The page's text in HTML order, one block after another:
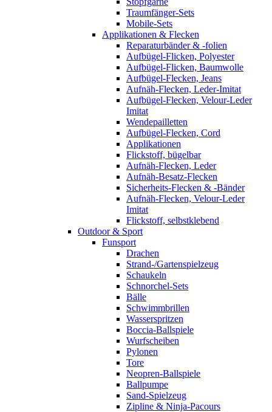
Traumfänger-Sets
Mobile-Sets
Applikationen & Flecken
Reparaturbänder & -folien
Aufbügel-Flicken, Polyester
Aufbügel-Flicken, Baumwolle
Aufbügel-Flecken, Jeans
Aufnäh-Flecken, Leder-Imitat
Aufbügel-Flecken, Velour-Leder
Imitat
Wendepailletten
Aufbügel-Flecken, Cord
Applikationen
Flickstoff, bügelbar
Aufnäh-Flecken, Leder
Aufnäh-Besatz-Flecken
Sicherheits-Flecken & -Bänder
Aufnäh-Flecken, Velour-Leder
Imitat
Flickstoff, selbstklebend
Outdoor & Sport
Funsport
Drachen
Strand-/Gartenspielzeug
Schaukeln
Schnorchel-Sets
Bälle
Schwimmbrillen
Wasserspritzen
Boccia-Ballspiele
Wurfscheiben
Pylonen
Tore
Neopren-Ballspiele
Ballpumpe
Sand-Spielzeug
Zipline & Ninja-Pacours